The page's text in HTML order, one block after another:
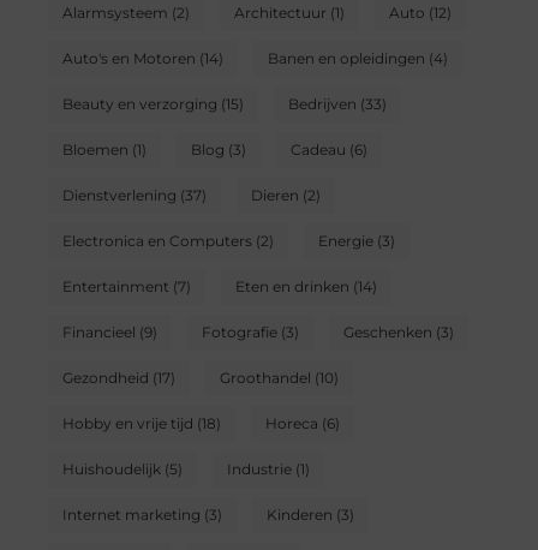
Alarmsysteem (2) Architectuur (1) Auto (12)
Auto's en Motoren (14) Banen en opleidingen (4)
Beauty en verzorging (15) Bedrijven (33)
Bloemen (1) Blog (3) Cadeau (6)
Dienstverlening (37) Dieren (2)
Electronica en Computers(2) Energie(3)
Entertainment (7) Eten en drinken (14)
Financieel (9) Fotografie(3) Geschenken (3)
Gezondheid (17) Groothandel (10)
Hobby en vrije tijd (18) Horeca (6)
Huishoudelijk(5) Industrie(1)
Internet marketing (3) Kinderen (3)